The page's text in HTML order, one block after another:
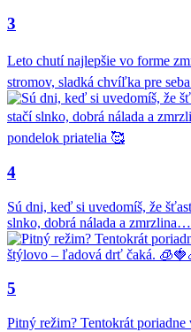
3
Leto chutí najlepšie vo forme
stromov, sladká chvíľka pre
4
Sú dni, keď si uvedomíš, že
slnko, dobrá nálada a zmrzlina…
5
Pitný režim? Tentokrát